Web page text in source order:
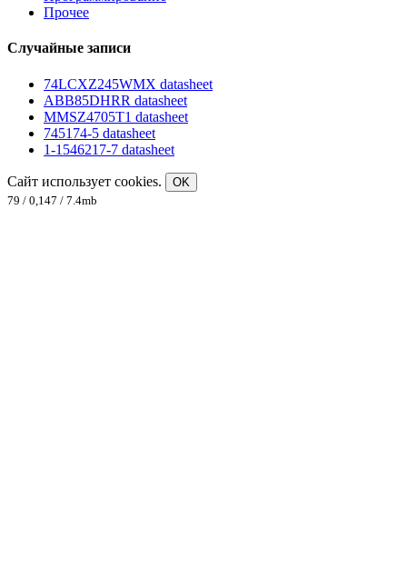
Прочее
Случайные записи
74LCXZ245WMX datasheet
ABB85DHRR datasheet
MMSZ4705T1 datasheet
745174-5 datasheet
1-1546217-7 datasheet
Сайт использует cookies.
OK
79 / 0,147 / 7.4mb